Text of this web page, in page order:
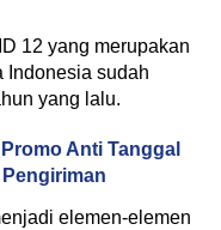
12 yang merupakan
Indonesia sudah
yang lalu.
Anti Tanggal
elemen-elemen